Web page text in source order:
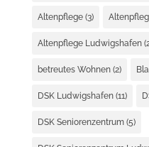
Altenpflege(3)
Altenpflege Ludwigshafen
betreutes Wohnen(2)
DSK Ludwigshafen(11)
DSK Seniorenzentrum(5)